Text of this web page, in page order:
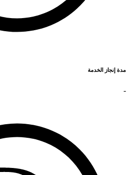
مدة إنجاز الخدمة
-